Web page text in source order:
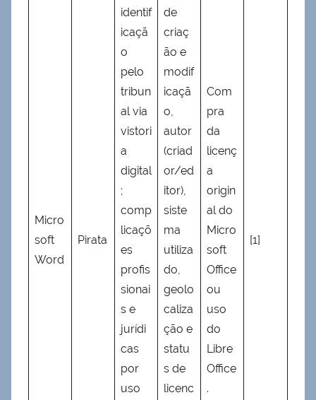
Micro
soft
Word
Pirata
identif
icaçã
o
pelo
tribun
al via
vistori
a
digital
;
comp
licaçõ
es
profis
sionai
s e
jurídi
cas
por
uso
de
criaç
ão e
modif
icaçã
o,
autor
(criad
or/ed
itor),
siste
ma
utiliza
do,
geolo
caliza
ção e
statu
s de
licenc
Com
pra
da
licenç
a
origin
al do
Micro
soft
Office
ou
uso
do
Libre
Office
.
[1]